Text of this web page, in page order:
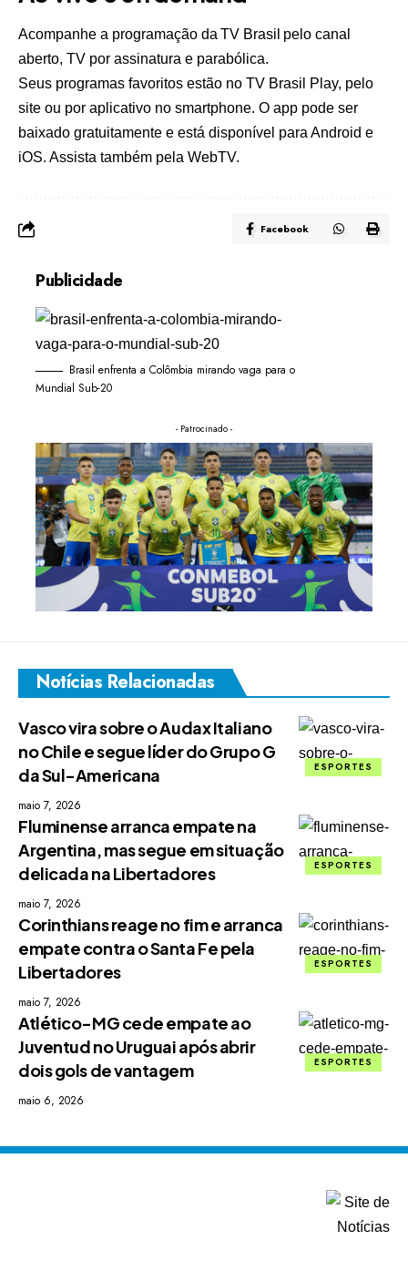
Acompanhe a programação da TV Brasil pelo canal
aberto, TV por assinatura e parabólica.
Seus programas favoritos estão no TV Brasil Play, pelo
site ou por aplicativo no smartphone. O app pode ser
baixado gratuitamente e está disponível para Android e
iOS. Assista também pela WebTV.
Facebook
Publicidade
Brasil enfrenta a Colômbia mirando vaga para o
Mundial Sub-20
- Patrocinado -
Notícias Relacionadas
ESPORTES
Vasco vira sobre o Audax Italiano
no Chile e segue líder do Grupo G
da Sul-Americana
maio 7, 2026
ESPORTES
Fluminense arranca empate na
Argentina, mas segue em situação
delicada na Libertadores
maio 7, 2026
ESPORTES
Corinthians reage no fim e arranca
empate contra o Santa Fe pela
Libertadores
maio 7, 2026
ESPORTES
Atlético-MG cede empate ao
Juventud no Uruguai após abrir
dois gols de vantagem
maio 6, 2026